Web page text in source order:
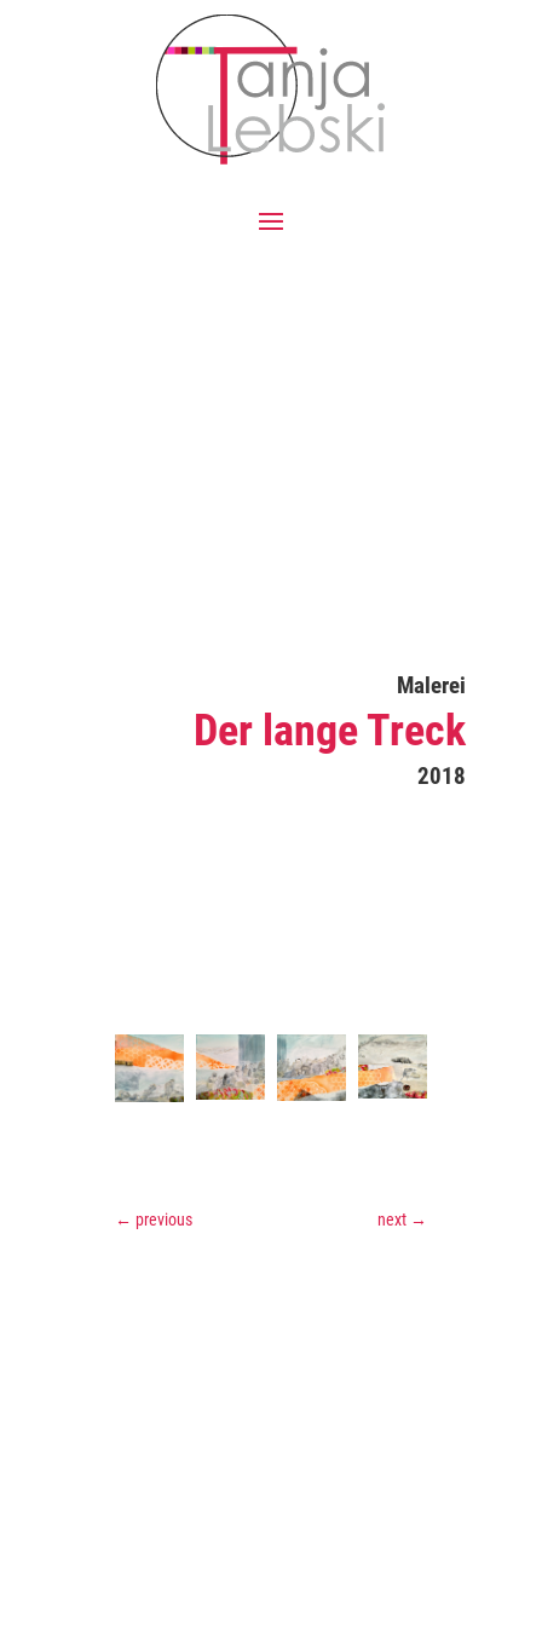
Malerei
Der lange Treck
2018
← previous next →